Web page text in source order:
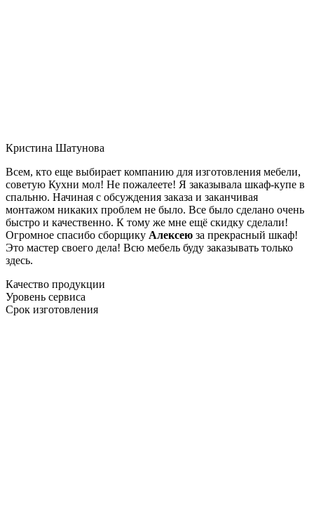
Кристина Шатунова
Всем, кто еще выбирает компанию для изготовления мебели,
советую Кухни мол! Не пожалеете! Я заказывала шкаф-купе в
спальню. Начиная с обсуждения заказа и заканчивая
монтажом никаких проблем не было. Все было сделано очень
быстро и качественно. К тому же мне ещё скидку сделали!
Огромное спасибо сборщику Алексею за прекрасный шкаф!
Это мастер своего дела! Всю мебель буду заказывать только
здесь.
Качество продукции
Уровень сервиса
Срок изготовления